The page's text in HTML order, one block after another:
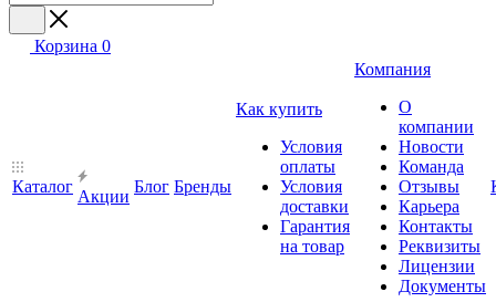
Корзина 0
Каталог
Акции
Блог Бренды
Как купить
Условия
оплаты
Условия
доставки
Гарантия
на товар
Компания
О
компании
Новости
Команда
Отзывы
Карьера
Контакты
Реквизиты
Лицензии
Документы